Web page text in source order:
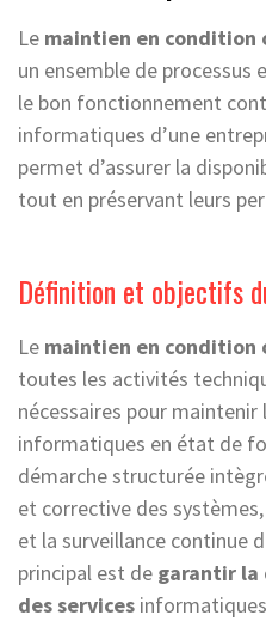
Le maintien en condition
un ensemble de processus
le bon fonctionnement
informatiques d’une
permet d’assurer la
tout en préservant leurs
Définition et objectifs
Le maintien en condition
toutes les activités
nécessaires pour maintenir
informatiques en état de
démarche structurée
et corrective des
et la surveillance continue
principal est de garantir la
des services